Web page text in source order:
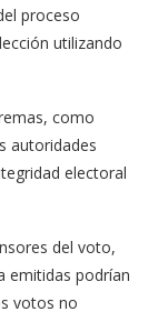
proceso
utilizando
como
autoridades
electoral
del voto,
emitidas podrían
votos no